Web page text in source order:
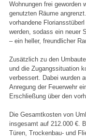
Wohnungen frei geworden
genutzten Räume
vorhandene
werden, sodass ein neuer
– ein heller, freundlicher
Zusätzlich zu den
und die Zugangssituation
verbessert. Dabei wurden
Anregung der Feuerwehr
Erschließung über den
Die Gesamtkosten von
insgesamt auf 212.000 €.
Türen, Trockenbau- und